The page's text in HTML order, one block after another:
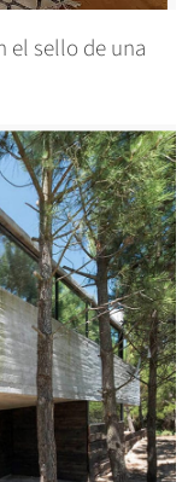
el sello de una